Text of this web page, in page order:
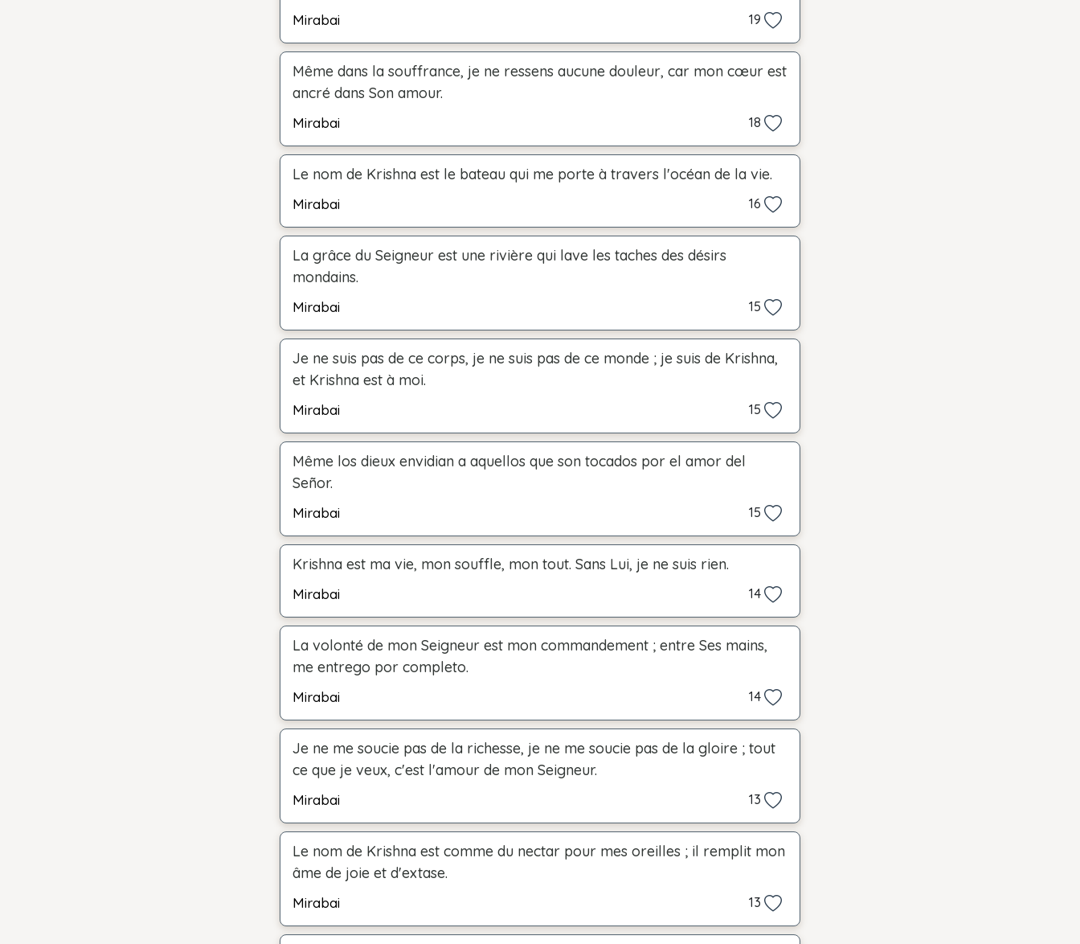
Mirabai 19
Même dans la souffrance, je ne ressens aucune douleur, car mon cœur est
ancré dans Son amour.
Mirabai 18
Le nom de Krishna est le bateau qui me porte à travers l'océan de la vie.
Mirabai 16
La grâce du Seigneur est une rivière qui lave les taches des désirs
mondains.
Mirabai 15
Je ne suis pas de ce corps, je ne suis pas de ce monde ; je suis de Krishna,
et Krishna est à moi.
Mirabai 15
Même los dieux envidian a aquellos que son tocados por el amor del
Señor.
Mirabai 15
Krishna est ma vie, mon souffle, mon tout. Sans Lui, je ne suis rien.
Mirabai 14
La volonté de mon Seigneur est mon commandement ; entre Ses mains,
me entrego por completo.
Mirabai 14
Je ne me soucie pas de la richesse, je ne me soucie pas de la gloire ; tout
ce que je veux, c'est l'amour de mon Seigneur.
Mirabai 13
Le nom de Krishna est comme du nectar pour mes oreilles ; il remplit mon
âme de joie et d'extase.
Mirabai 13